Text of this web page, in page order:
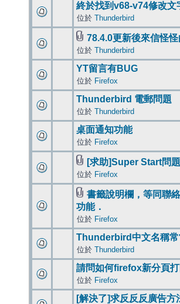
終於找到v68-v74修改文
位於 Thunderbird
78.4.0更新後來信怪怪
位於 Thunderbird
YT留言有BUG
位於 Firefox
Thunderbird 電郵問題
位於 Thunderbird
桌面通知功能
位於 Firefox
[求助]Super Start問題
位於 Firefox
書籤說明欄，等同聯
功能．
位於 Firefox
Thunderbird中文名稱常
位於 Thunderbird
請問如何firefox新分頁
位於 Firefox
[解決了]求反反反廣告方